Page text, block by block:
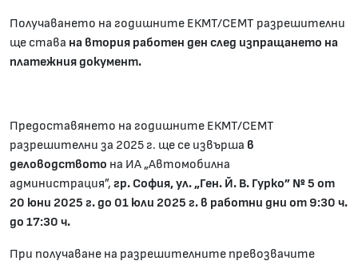
Получаването на годишните ЕКМТ/СЕМТ разрешителни
ще става на втория работен ден след изпращането на
платежния документ.
Предоставянето на годишните ЕКМТ/СЕМТ
разрешителни за 2025г. ще се извърша в
деловодството на ИА „Автомобилна
администрация”, гр. София, ул. „Ген. Й. В. Гурко” № 5 от
20 юни 2025 г. до 01 юли 2025 г. в работни дни от 9:30 ч.
до 17:30 ч.
При получаване на разрешителните превозвачите